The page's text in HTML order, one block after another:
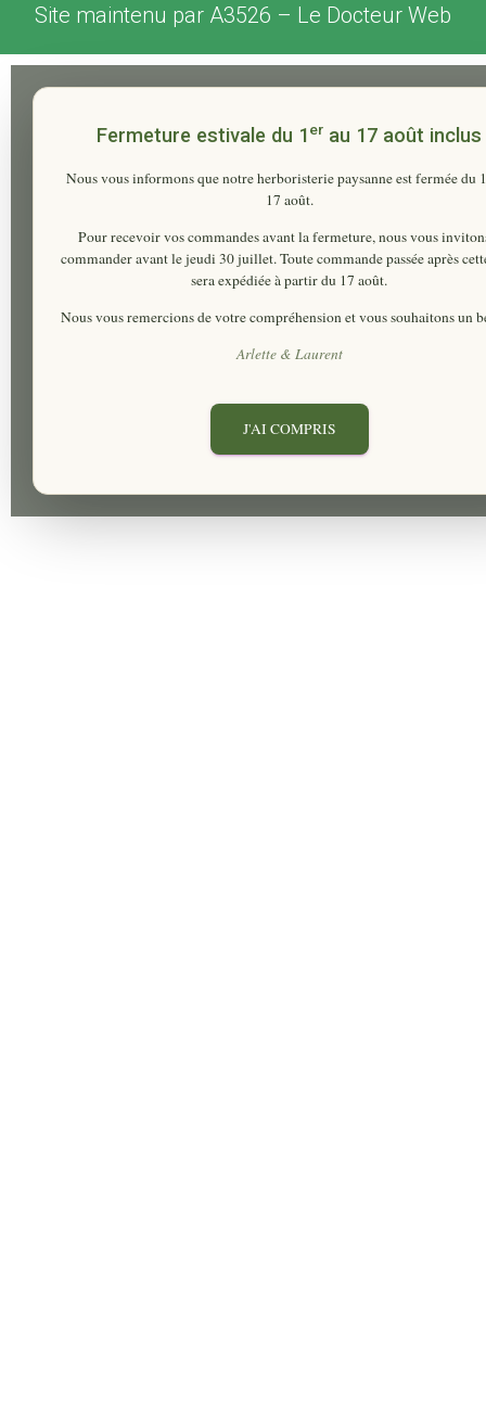
Site maintenu par A3526 – Le Docteur Web
Fermeture estivale du 1er au 17 août inclus
Nous vous informons que notre herboristerie paysanne est fermée du 1
17 août.
Pour recevoir vos commandes avant la fermeture, nous vous
commanderavant le jeudi 30 juillet. Toute commande passée après
sera expédiée à partir du 17 août.
Nous vous remercions de votre compréhension et vous souhaitons un
Arlette & Laurent
J'AI COMPRIS